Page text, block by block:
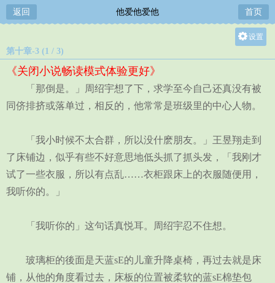
返回 他爱他爱他 首页
设置
中
小
第十章-3 (1 / 3)
《关闭小说畅读模式体验更好》
「那倒是。」周绍宇想了下，求学至今自己还真没有被
同侪排挤或落单过，相反的，他常常是班级里的中心人物。
「我小时候不太合群，所以没什麽朋友。」王昱翔走到
了床铺边，似乎有些不好意思地低头抓了抓头发，「我刚才
试了一些衣服，所以有点乱……衣柜跟床上的衣服随便用，
我听你的。」
「我听你的」这句话真悦耳。周绍宇忍不住想。
玻璃柜的後面是天蓝sE的儿童升降桌椅，再过去就是床
铺，从他的角度看过去，床板的位置被柔软的蓝sE棉垫包